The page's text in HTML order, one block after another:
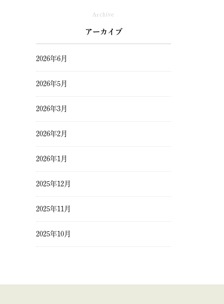
Archive
アーカイブ
2026年6月
2026年5月
2026年3月
2026年2月
2026年1月
2025年12月
2025年11月
2025年10月
2025年8月